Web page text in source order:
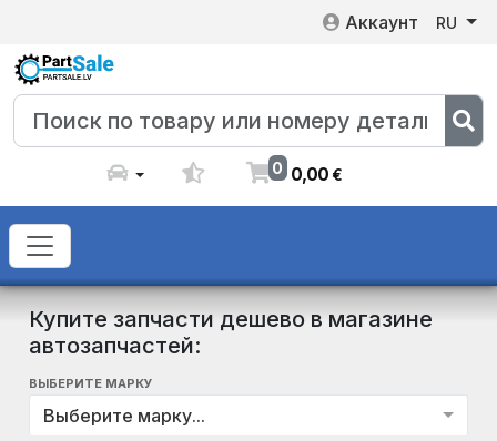
Аккаунт RU
0 0,00€
Купите запчасти дешево в магазине
автозапчастей:
ВЫБЕРИТЕ МАРКУ
Выберите марку...